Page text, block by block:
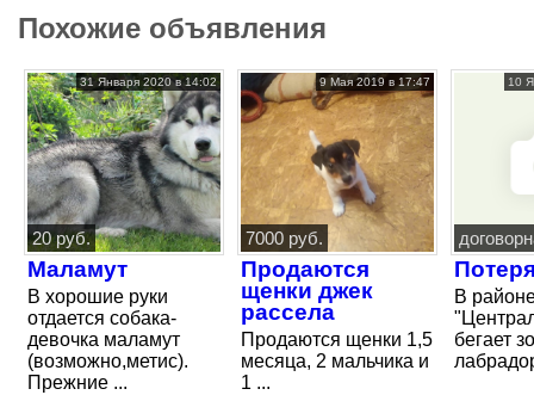
Похожие объявления
31 Января 2020 в 14:02
20 руб.
Маламут
В хорошие руки
отдается собака-
девочка маламут
(возможно,метис).
Прежние ...
9 Мая 2019 в 17:47
7000 руб.
Продаются
щенки джек
рассела
Продаются щенки 1,5
месяца, 2 мальчика и
1 ...
10
В
бегает